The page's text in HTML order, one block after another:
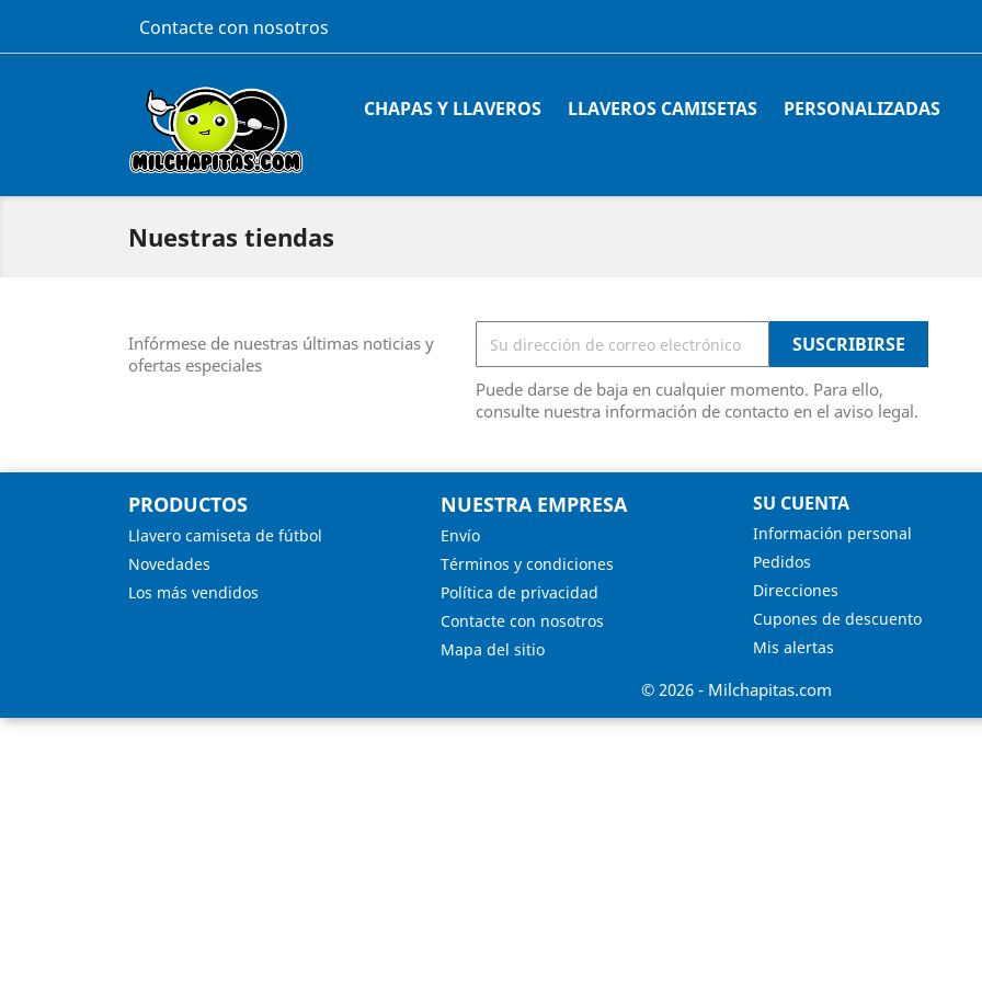
Contacte con nosotros
CHAPAS Y LLAVEROS LLAVEROS CAMISETAS PERSONALIZADAS
Nuestras tiendas
Infórmese de nuestras últimas noticias y
ofertas especiales
Puede darse de baja en cualquier momento. Para ello,
consulte nuestra información de contacto en el aviso legal.
PRODUCTOS
Llavero camiseta de fútbol
Novedades
Los más vendidos
NUESTRA EMPRESA
Envío
Términos y condiciones
Política de privacidad
Contacte con nosotros
Mapa del sitio
SU CUENTA
Información personal
Pedidos
Direcciones
Cupones de descuento
Mis alertas
© 2026 - Milchapitas.com